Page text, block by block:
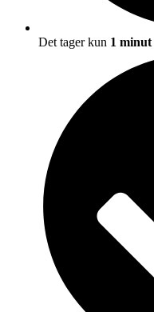
Det tager kun 1 minut